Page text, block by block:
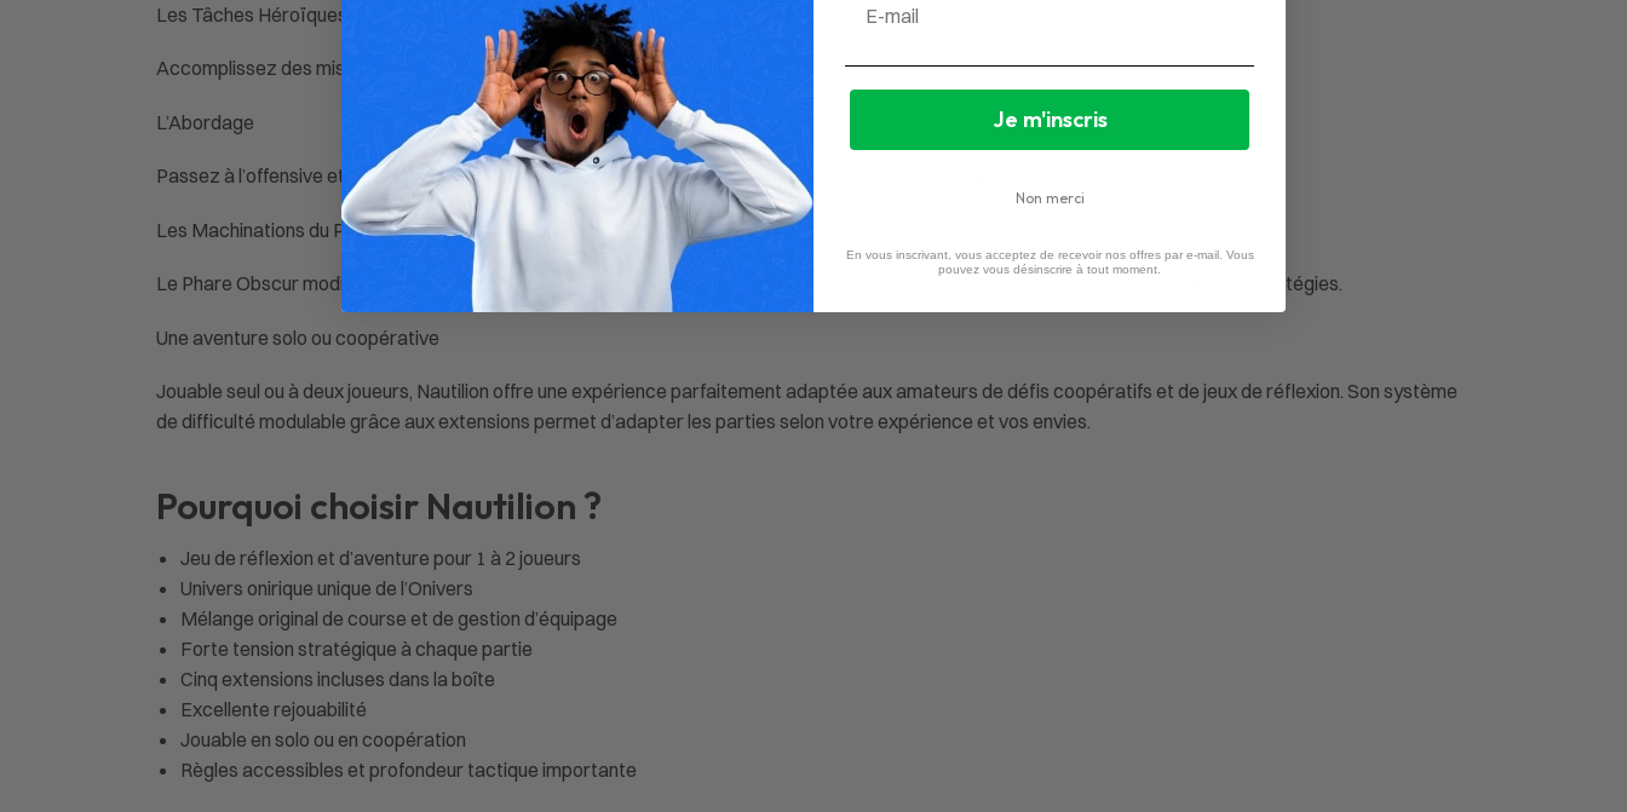
Les Tâches Héroïques
Accomplissez des missions spéciales en acceptant parfois des sacrifices difficiles pour obtenir de précieux avantages.
L’Abordage
Passez à l’offensive et tentez d’attaquer directement le Sous-marin Fantôme pour ralentir sa progression.
Les Machinations du Phare Obscur
Le Phare Obscur modifie les règles de la partie à chaque tour, créant des situations imprévisibles et renouvelant constamment vos stratégies.
Une aventure solo ou coopérative
Jouable seul ou à deux joueurs, Nautilion offre une expérience parfaitement adaptée aux amateurs de défis coopératifs et de jeux de réflexion. Son système
de difficulté modulable grâce aux extensions permet d’adapter les parties selon votre expérience et vos envies.
Pourquoi choisir Nautilion ?
Jeu de réflexion et d’aventure pour 1 à 2 joueurs
Univers onirique unique de l’Onivers
Mélange original de course et de gestion d’équipage
Forte tension stratégique à chaque partie
Cinq extensions incluses dans la boîte
Excellente rejouabilité
Jouable en solo ou en coopération
Règles accessibles et profondeur tactique importante
Je m'inscris
Non merci
En vous inscrivant, vous acceptez de recevoir nos offres par e-mail. Vous
pouvez vous désinscrire à tout moment.